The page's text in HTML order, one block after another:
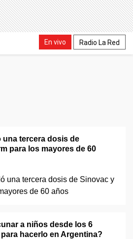
En vivo Radio La Red
una tercera dosis de
para los mayores de 60
a niños desde los 6
hacerlo en Argentina?